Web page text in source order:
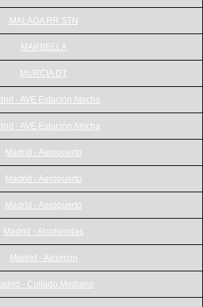
MALAGA RR STN
MARBELLA
MURCIA DT
- AVE Estación Atocha
- AVE Estación Atocha
Madrid - Aeropuerto
Madrid - Aeropuerto
Madrid - Aeropuerto
Madrid - Alcobendas
Madrid - Alcorcon
- Collado Mediano